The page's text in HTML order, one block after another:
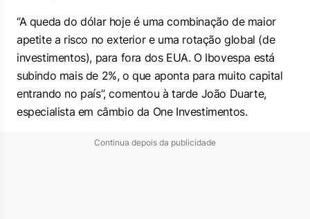
“A queda do dólar hoje é uma combinação de maior
apetite a risco no exterior e uma rotação global (de
investimentos), para fora dos EUA. O Ibovespa está
subindo mais de 2%, o que aponta para muito capital
entrando no país”, comentou à tarde João Duarte,
especialista em câmbio da One Investimentos.
Continua depois da publicidade